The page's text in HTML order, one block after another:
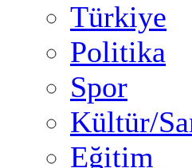
Türkiye
Politika
Spor
Kültür/
Eğitim